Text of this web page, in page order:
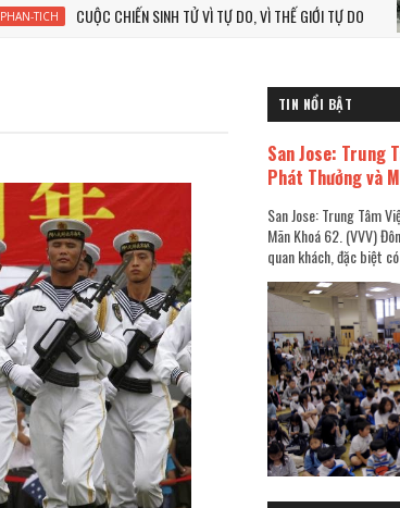
CUỘC CHIẾN SINH TỬ VÌ TỰ DO, VÌ THẾ GIỚI TỰ DO
TIN NỔI BẬT
San Jose: Trung
Phát Thưởng và
San Jose: Trung Tâm
Mãn Khoá 62. (VVV)
quan khách, đặc biệt có